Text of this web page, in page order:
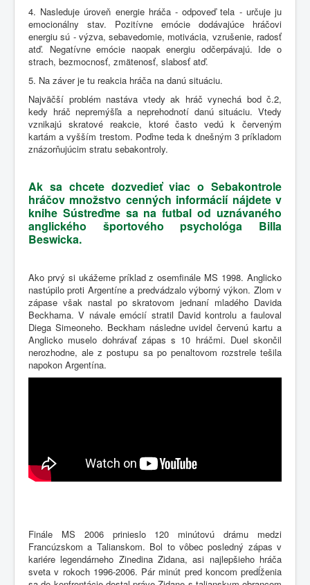
4. Nasleduje úroveň energie hráča - odpoveď tela - určuje ju
emocionálny stav. Pozitívne emócie dodávajúce hráčovi
energiu sú - výzva, sebavedomie, motivácia, vzrušenie, radosť
atď. Negatívne emócie naopak energiu odčerpávajú. Ide o
strach, bezmocnosť, zmätenosť, slabosť atď.
5. Na záver je tu reakcia hráča na danú situáciu.
Najväčší problém nastáva vtedy ak hráč vynechá bod č.2,
kedy hráč nepremýšľa a neprehodnotí danú situáciu. Vtedy
vznikajú skratové reakcie, ktoré často vedú k červeným
kartám a vyšším trestom. Poďme teda k dnešným 3 príkladom
znázorňujúcim stratu sebakontroly.
Ak sa chcete dozvedieť viac o Sebakontrole
hráčov množstvo cenných informácií nájdete v
knihe Sústreďme sa na futbal od uznávaného
anglického športového psychológa Billa
Beswicka.
Ako prvý si ukážeme príklad z osemfinále MS 1998. Anglicko
nastúpilo proti Argentíne a predvádzalo výborný výkon. Zlom v
zápase však nastal po skratovom jednaní mladého Davida
Beckhama. V návale emócií stratil David kontrolu a fauloval
Diega Simeoneho. Beckham následne uvidel červenú kartu a
Anglicko muselo dohrávať zápas s 10 hráčmi. Duel skončil
nerozhodne, ale z postupu sa po penaltovom rozstrele tešila
napokon Argentína.
Finále MS 2006 prinieslo 120 minútovú drámu medzi
Francúzskom a Talianskom. Bol to vôbec posledný zápas v
kariére legendárneho Zinedina Zidana, asi najlepšieho hráča
sveta v rokoch 1996-2006. Pár minút pred koncom predĺženia